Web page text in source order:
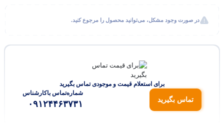
در صورت وجود مشکل، می‌توانید محصول را مرجوع کنید.
برای استعلام قیمت و موجودی تماس بگیرید
تماس بگیرید
شماره‌تماس‌ با‌کارشناس
۰۹۱۲۴۴۶۳۷۳۱